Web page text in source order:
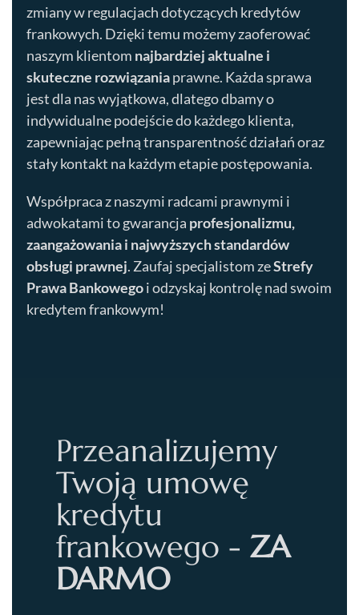
zmiany w regulacjach dotyczących kredytów
frankowych. Dzięki temu możemy zaoferować
naszym klientom najbardziej aktualne i
skuteczne rozwiązaniaprawne. Każda sprawa
jest dla nas wyjątkowa, dlatego dbamy o
indywidualne podejście do każdego klienta,
zapewniając pełną transparentność działań oraz
stały kontakt na każdym etapie postępowania.
Współpraca z naszymi radcami prawnymi i
adwokatami to gwarancja profesjonalizmu,
zaangażowania i najwyższych standardów
obsługi prawnej. Zaufaj specjalistom zeStrefy
Prawa Bankowegoi odzyskaj kontrolę nad swoim
kredytem frankowym!
Przeanalizujemy
Twoją umowę
kredytu
frankowego - ZA
DARMO